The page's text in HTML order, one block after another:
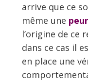
arrive que ce
même une
l’origine de ce
dans ce cas il
en place une